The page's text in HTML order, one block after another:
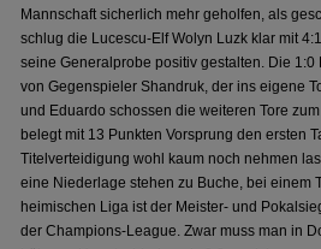
Mannschaft sicherlich mehr geholfen, als
schlug die Lucescu-Elf Wolyn Luzk klar mit
seine Generalprobe positiv gestalten. Die
von Gegenspieler Shandruk, der ins eigene
und Eduardo schossen die weiteren Tore
belegt mit 13 Punkten Vorsprung den ersten
Titelverteidigung wohl kaum noch nehmen
eine Niederlage stehen zu Buche, bei einem
heimischen Liga ist der Meister- und
der Champions-League. Zwar muss man in